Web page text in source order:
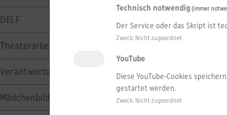
DELF
Theaterarbeit
Verantwortung übernehmen
Mädchenbildung
Technisch notwendig(immer
Der Service oder das Skript ist
Zweck: Nicht zugeordnet
YouTube
Diese YouTube-Cookies
gestartet werden.
Zweck: Nicht zugeordnet